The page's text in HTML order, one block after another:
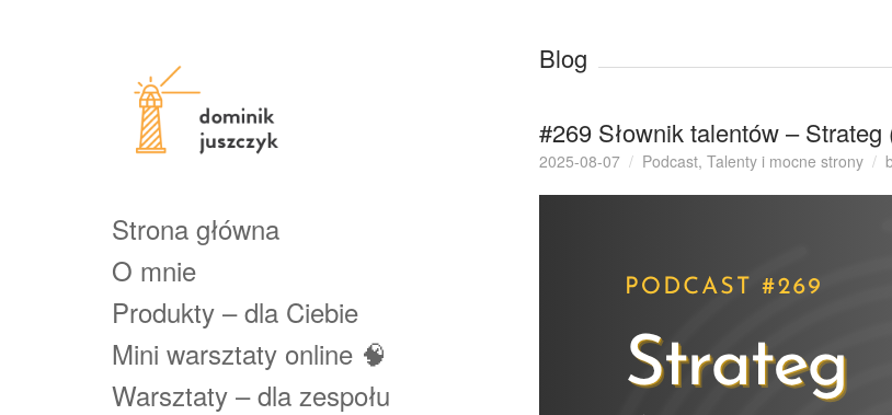
Strona główna
O mnie
Produkty – dla Ciebie
Mini warsztaty online 🧠
Warsztaty – dla zespołu
Blog
#269 Słownik talentów –
2025-08-07 Podcast, Talenty i mocne strony